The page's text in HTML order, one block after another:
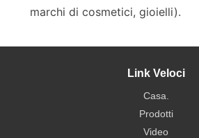
marchi di cosmetici, gioielli).
Link Veloci
Casa.
Prodotti
Video